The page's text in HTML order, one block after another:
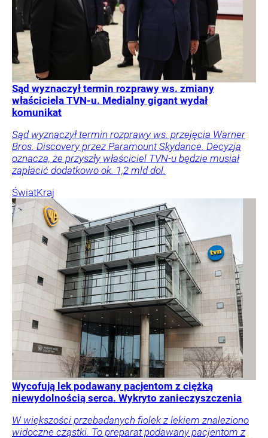
Sąd wyznaczył termin rozprawy ws. zmiany
właściciela TVN-u. Medialny gigant wydał
komunikat
Sąd wyznaczył termin rozprawy ws. przejęcia Warner
Bros. Discovery przez Paramount Skydance. Decyzja
oznacza, że przyszły właściciel TVN-u będzie musiał
zapłacić dodatkowo ok. 1,2 mld dol.
ŚwiatKraj
Wycofują lek podawany pacjentom z ciężką
niewydolnością serca. Wykryto zanieczyszczenia
W większości przebadanych fiolek z lekiem znaleziono
widoczne cząstki. To preparat podawany pacjentom z